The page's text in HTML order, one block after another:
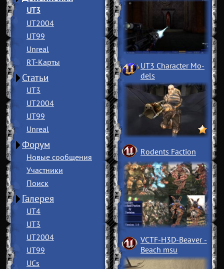
UT3
UT2004
UT99
Unreal
RT-Карты
Статьи
UT3
UT2004
UT99
Unreal
Форум
Новые сообщения
Участники
Поиск
Галерея
UT4
UT3
UT2004
UT99
UCs
UT3 Character Mo­
dels
Rodents Faction
VCTF-H3D-Beaver ­
Beach msu